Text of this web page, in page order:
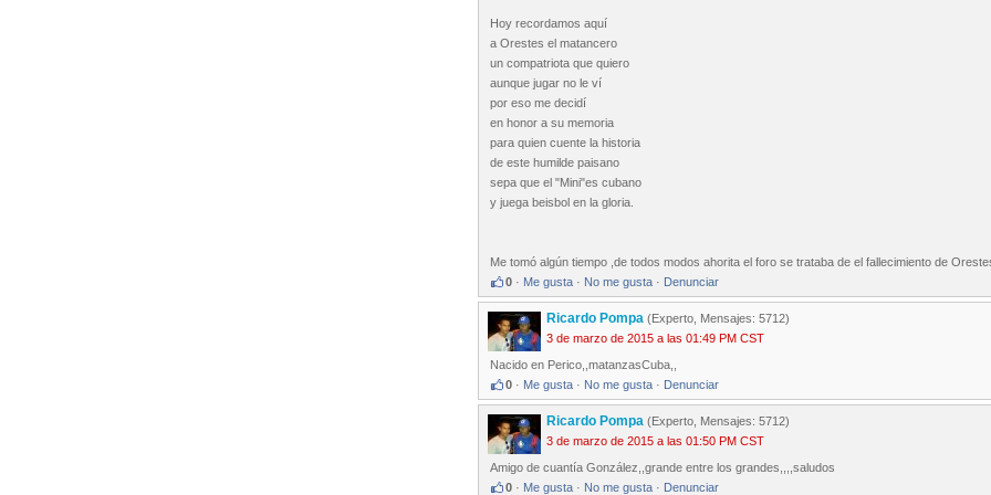
Hoy recordamos aquí
a Orestes el matancero
un compatriota que quiero
aunque jugar no le ví
por eso me decidí
en honor a su memoria
para quien cuente la historia
de este humilde paisano
sepa que el "Mini"es cubano
y juega beisbol en la gloria.
Me tomó algún tiempo ,de todos modos ahorita el foro se trataba de el fallecimiento de
0 · Me gusta · No me gusta · Denunciar
Ricardo Pompa (Experto, Mensajes: 5712)
3 de marzo de 2015 a las 01:49 PM CST
Nacido en Perico,,matanzasCuba,,
0 · Me gusta · No me gusta · Denunciar
Ricardo Pompa (Experto, Mensajes: 5712)
3 de marzo de 2015 a las 01:50 PM CST
Amigo de cuantía González,,grande entre los grandes,,,,saludos
0 · Me gusta · No me gusta · Denunciar